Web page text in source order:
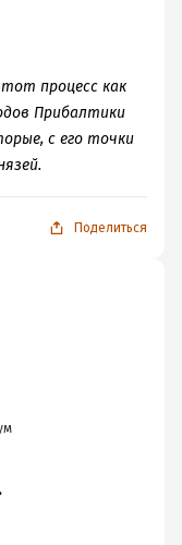
процесс как
Прибалтики
с его точки
Поделиться